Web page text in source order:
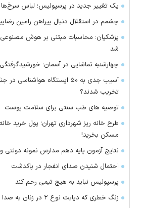
یک تغییر جدید در پرسپولیس؛ لباس
چشمم در استقلال دنبال پیراهن رامین
پزشکیان: محاسبات مبتنی بر هوش
شد
چهارشنبه تماشایی در آسمان؛
آسیب جدی به ۵۰ ایستگاه
تخریب شدند؟
توصیه های طب سنتی برای سلامت پوست
طرح خانه ریز شهرداری تهران؛ پول خرید
مسکن بخرید!
نتایج آزمون پایه دهم مدارس نمونه دولتی
احتمال شنیدن صدای انفجار در پاکدشت
پرسپولیس نباید به هیچ تیمی رحم کند
زنگ خطری که دیابت نوع ۲ در زنان به صدا در می‌آورد